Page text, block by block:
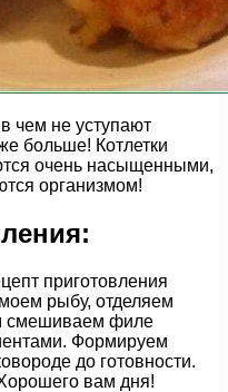
чем не уступают
больше! Котлетки
очень насыщенными,
организмом!
приготовления
рыбу, отделяем
смешиваем филе
Формируем
до готовности.
вам дня!